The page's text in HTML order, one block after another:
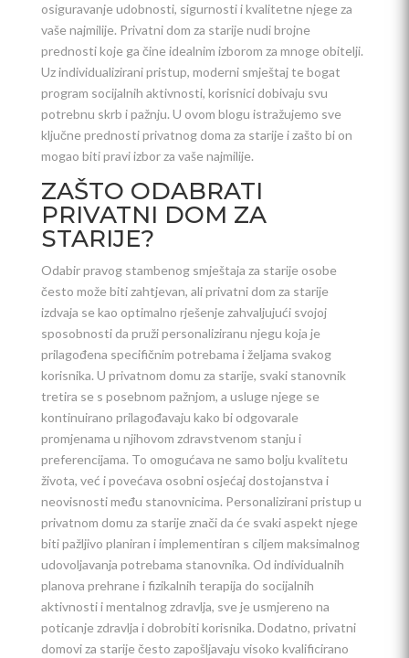
osiguravanje udobnosti, sigurnosti i kvalitetne njege za
vaše najmilije. Privatni dom za starije nudi brojne
prednosti koje ga čine idealnim izborom za mnoge obitelji.
Uz individualizirani pristup, moderni smještaj te bogat
program socijalnih aktivnosti, korisnici dobivaju svu
potrebnu skrb i pažnju. U ovom blogu istražujemo sve
ključne prednosti privatnog doma za starije i zašto bi on
mogao biti pravi izbor za vaše najmilije.
ZAŠTO ODABRATI
PRIVATNI DOM ZA
STARIJE?
Odabir pravog stambenog smještaja za starije osobe
često može biti zahtjevan, ali privatni dom za starije
izdvaja se kao optimalno rješenje zahvaljujući svojoj
sposobnosti da pruži personaliziranu njegu koja je
prilagođena specifičnim potrebama i željama svakog
korisnika. U privatnom domu za starije, svaki stanovnik
tretira se s posebnom pažnjom, a usluge njege se
kontinuirano prilagođavaju kako bi odgovarale
promjenama u njihovom zdravstvenom stanju i
preferencijama. To omogućava ne samo bolju kvalitetu
života, već i povećava osobni osjećaj dostojanstva i
neovisnosti među stanovnicima. Personalizirani pristup u
privatnom domu za starije znači da će svaki aspekt njege
biti pažljivo planiran i implementiran s ciljem maksimalnog
udovoljavanja potrebama stanovnika. Od individualnih
planova prehrane i fizikalnih terapija do socijalnih
aktivnosti i mentalnog zdravlja, sve je usmjereno na
poticanje zdravlja i dobrobiti korisnika. Dodatno, privatni
domovi za starije često zapošljavaju visoko kvalificirano